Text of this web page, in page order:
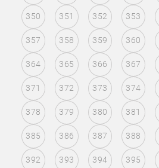
350 351 352 353
357 358 359 360
364 365 366 367
371 372 373 374
378 379 380 381
385 386 387 388
392 393 394 395